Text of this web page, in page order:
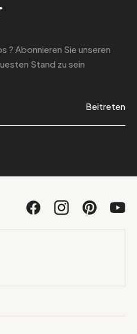
? Abonnieren Sie unseren
Stand zu sein
Beitreten